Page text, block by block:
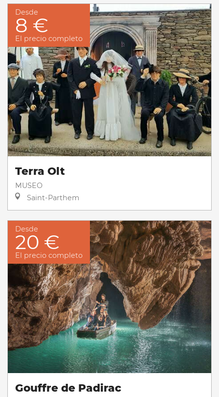
Desde
8 €
El precio completo
Terra Olt
MUSEO
Saint-Parthem
Desde
20 €
El precio completo
Gouffre de Padirac